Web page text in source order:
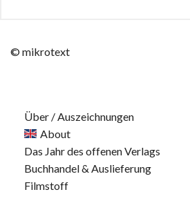
© mikrotext
Über / Auszeichnungen
About
Das Jahr des offenen Verlags
Buchhandel & Auslieferung
Filmstoff